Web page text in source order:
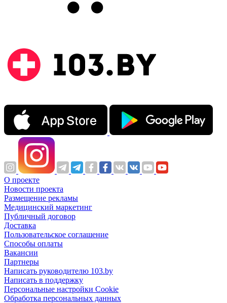
О проекте
Новости проекта
Размещение рекламы
Медицинский маркетинг
Публичный договор
Доставка
Пользовательское соглашение
Способы оплаты
Вакансии
Партнеры
Написать руководителю 103.by
Написать в поддержку
Персональные настройки Cookie
Обработка персональных данных